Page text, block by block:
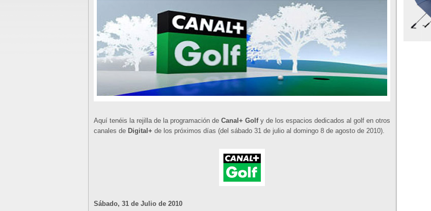
Aquí tenéis la rejilla de la programación de Canal+ Golf y de los espacios dedicados al golf en otros
canales de Digital+ de los próximos días (del sábado 31 de julio al domingo 8 de agosto de 2010).
Sábado, 31 de Julio de 2010